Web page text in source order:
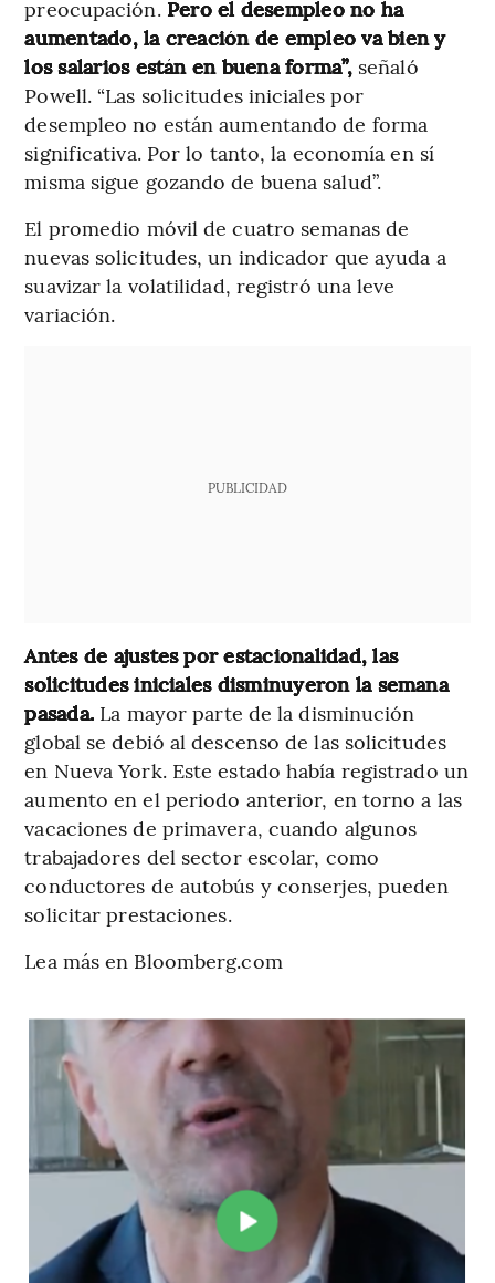
preocupación. Pero el desempleo no ha
aumentado, la creación de empleo va bien y
los salarios están en buena forma”, señaló
Powell. “Las solicitudes iniciales por
desempleo no están aumentando de forma
significativa. Por lo tanto, la economía en sí
misma sigue gozando de buena salud”.
El promedio móvil de cuatro semanas de
nuevas solicitudes, un indicador que ayuda a
suavizar la volatilidad, registró una leve
variación.
PUBLICIDAD
Antes de ajustes por estacionalidad, las
solicitudes iniciales disminuyeron la semana
pasada. La mayor parte de la disminución
global se debió al descenso de las solicitudes
en Nueva York. Este estado había registrado un
aumento en el periodo anterior, en torno a las
vacaciones de primavera, cuando algunos
trabajadores del sector escolar, como
conductores de autobús y conserjes, pueden
solicitar prestaciones.
Lea más en Bloomberg.com